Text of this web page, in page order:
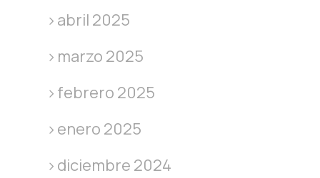
abril 2025
marzo 2025
febrero 2025
enero 2025
diciembre 2024